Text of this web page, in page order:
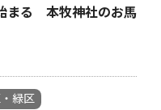
まる 本牧神社のお馬
緑区